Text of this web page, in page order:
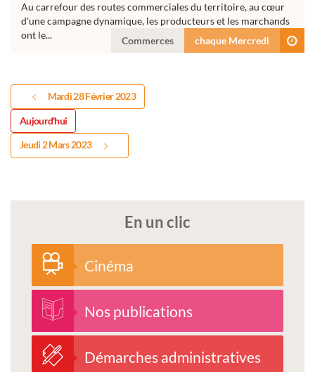
Au carrefour des routes commerciales du territoire, au cœur
d'une campagne dynamique, les producteurs et les marchands
ont le...
Commerces chaque Mercredi
Mardi 28 Février 2023
Aujourd'hui
Jeudi 2 Mars 2023
En un clic
Cinéma
Nos publications
Démarches administratives